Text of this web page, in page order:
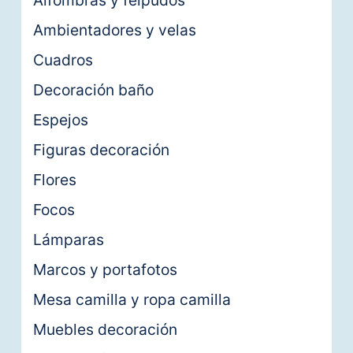
Ambientadores y velas
Cuadros
Decoración baño
Espejos
Figuras decoración
Flores
Focos
Lámparas
Marcos y portafotos
Mesa camilla y ropa camilla
Muebles decoración